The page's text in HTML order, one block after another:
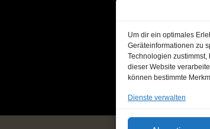
Um dir ein optimales
Geräteinformationen zu
Technologien
dieser Website
können bestimmte
Dienste verwalten